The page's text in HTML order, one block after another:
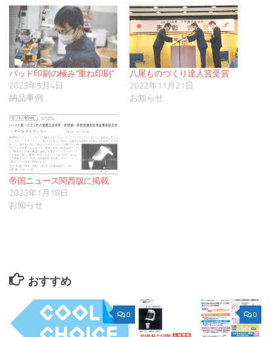
パッド印刷の極み”重ね印刷”
2023年5月4日
納品事例
八尾ものづくり達人賞受賞
2022年11月21日
お知らせ
帝国ニュース関西版に掲載
2022年1月18日
お知らせ
おすすめ
0 0